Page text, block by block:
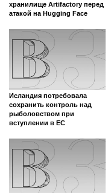
хранилище Artifactory перед
атакой на Hugging Face
Исландия потребовала
сохранить контроль над
рыболовством при
вступлении в ЕС